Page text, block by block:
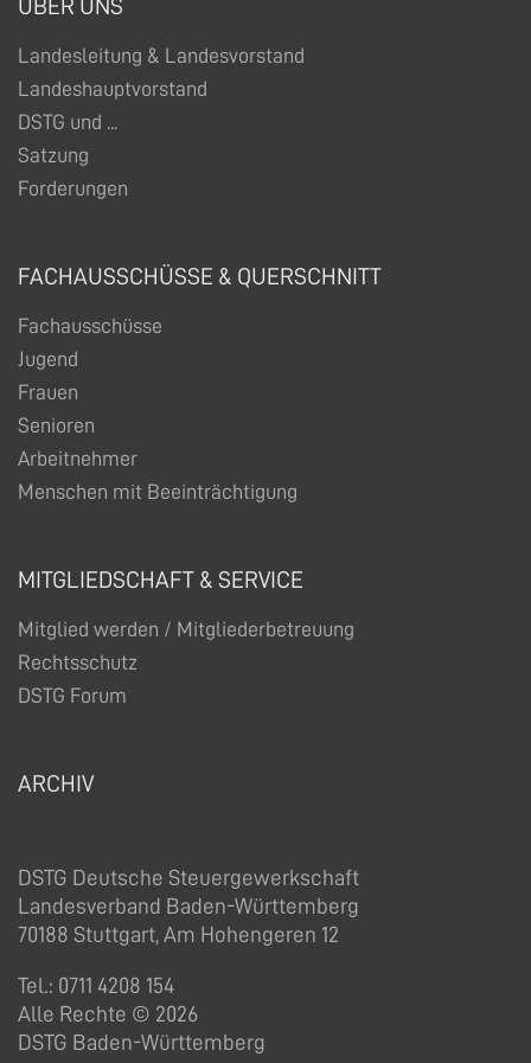
ÜBER UNS
Landesleitung & Landesvorstand
Landeshauptvorstand
DSTG und ...
Satzung
Forderungen
FACHAUSSCHÜSSE & QUERSCHNITT
Fachausschüsse
Jugend
Frauen
Senioren
Arbeitnehmer
Menschen mit Beeinträchtigung
MITGLIEDSCHAFT & SERVICE
Mitglied werden / Mitgliederbetreuung
Rechtsschutz
DSTG Forum
ARCHIV
DSTG Deutsche Steuergewerkschaft
Landesverband Baden-Württemberg
70188 Stuttgart, Am Hohengeren 12
Tel.: 0711 4208 154
Alle Rechte © 2026
DSTG Baden-Württemberg